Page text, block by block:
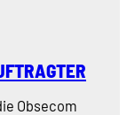
Obsecom